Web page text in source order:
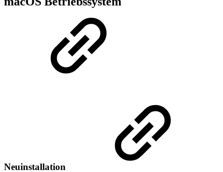
Neuinstallation